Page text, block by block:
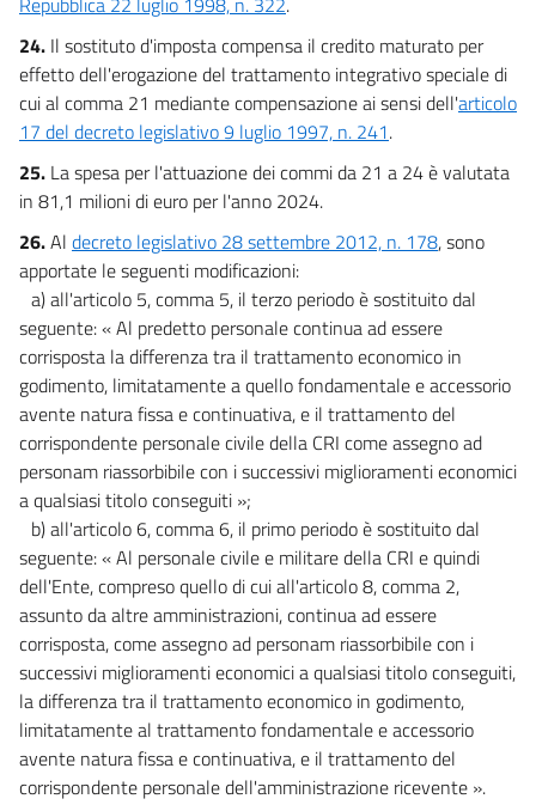
24. Il sostituto d'imposta compensa il credito maturato per
effetto dell'erogazione del trattamento integrativo speciale di
cui al comma 21 mediante compensazione ai sensi dell'articolo
17 del decreto legislativo 9 luglio 1997, n. 241.
25. La spesa per l'attuazione dei commi da 21 a 24 è valutata
in 81,1 milioni di euro per l'anno 2024.
26.Al decreto legislativo 28 settembre 2012, n. 178, sono
apportate le seguenti modificazioni:
a) all'articolo 5, comma 5, il terzo periodo è sostituito dal
seguente: « Al predetto personale continua ad essere
corrisposta la differenza tra il trattamento economico in
godimento, limitatamente a quello fondamentale e accessorio
avente natura fissa e continuativa, e il trattamento del
corrispondente personale civile della CRI come assegno ad
personam riassorbibile con i successivi miglioramenti economici
a qualsiasi titolo conseguiti »;
b) all'articolo 6, comma 6, il primo periodo è sostituito dal
seguente: « Al personale civile e militare della CRI e quindi
dell'Ente, compreso quello di cui all'articolo 8, comma 2,
assunto da altre amministrazioni, continua ad essere
corrisposta, come assegno ad personam riassorbibile con i
successivi miglioramenti economici a qualsiasi titolo conseguiti,
la differenza tra il trattamento economico in godimento,
limitatamente al trattamento fondamentale e accessorio
avente natura fissa e continuativa, e il trattamento del
corrispondente personale dell'amministrazione ricevente ».